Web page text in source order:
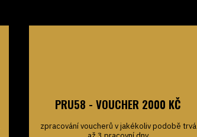
PRU58 - VOUCHER 2000 KČ
zpracování voucherů v jakékoliv podobě trvá